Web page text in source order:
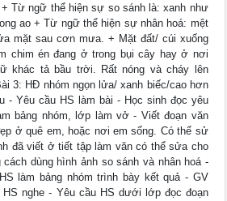
Từ ngữ thể hiện sự so sánh là: xanh như
ao + Từ ngữ thể hiện sự nhân hoá: mệt
mặt sau cơn mưa. + Mặt đất/ cúi xuống
chim én đang ở trong bụi cây hay ở nơi
khác tả bầu trời. Rất nóng và cháy lên
3: HĐ nhóm ngọn lửa/ xanh biếc/cao hơn
- Yêu cầu HS làm bài - Học sinh đọc yêu
bảng nhóm, lớp làm vở - Viết đoạn văn
ở quê em, hoặc nơi em sống. Có thể sử
đã viết ở tiết tập làm văn có thể sửa cho
dùng hình ảnh so sánh và nhân hoá -
làm bảng nhóm trình bày kết quả - GV
nghe - Yêu cầu HS dưới lớp đọc đoạn